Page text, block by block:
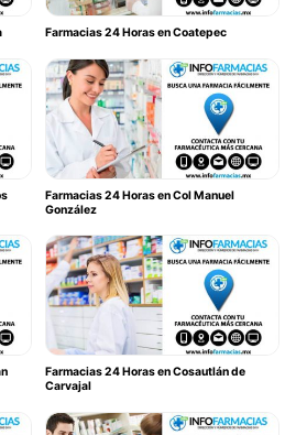
Farmacias 24 Horas en Coatepec
Farmacias 24 Horas en Col Manuel
González
Farmacias 24 Horas en Cosautlán de
Carvajal